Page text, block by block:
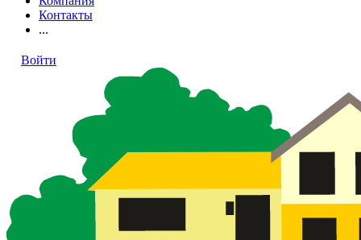
Контакты
...
Войти